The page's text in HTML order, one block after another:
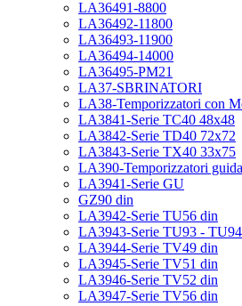
LA36491-8800
LA36492-11800
LA36493-11900
LA36494-14000
LA36495-PM21
LA37-SBRINATORI
LA38-Temporizzatori con
LA3841-Serie TC40 48x48
LA3842-Serie TD40 72x72
LA3843-Serie TX40 33x75
LA390-Temporizzatori
LA3941-Serie GU
GZ90 din
LA3942-Serie TU56 din
LA3943-Serie TU93 -
LA3944-Serie TV49 din
LA3945-Serie TV51 din
LA3946-Serie TV52 din
LA3947-Serie TV56 din